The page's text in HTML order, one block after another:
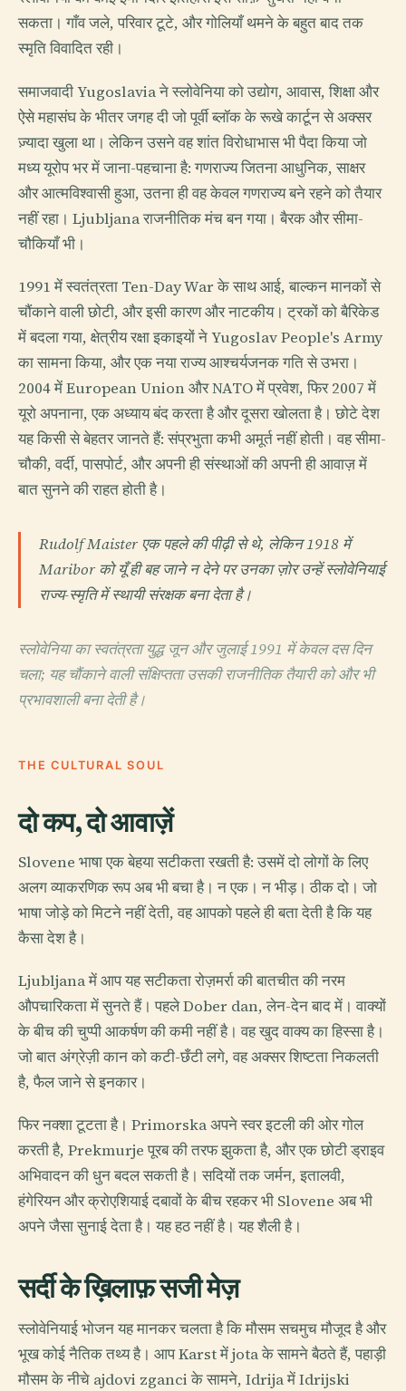
सकता। गाँव जले, परिवार टूटे, और गोलियाँ थमने के बहुत बाद तक
स्मृति विवादित रही।
समाजवादी Yugoslavia ने स्लोवेनिया को उद्योग, आवास, शिक्षा और
ऐसे महासंघ के भीतर जगह दी जो पूर्वी ब्लॉक के रूखे कार्टून से अक्सर
ज़्यादा खुला था। लेकिन उसने वह शांत विरोधाभास भी पैदा किया जो
मध्य यूरोप भर में जाना-पहचाना है: गणराज्य जितना आधुनिक, साक्षर
और आत्मविश्वासी हुआ, उतना ही वह केवल गणराज्य बने रहने को तैयार
नहीं रहा। Ljubljana राजनीतिक मंच बन गया। बैरक और सीमा-
चौकियाँ भी।
1991 में स्वतंत्रता Ten-Day War के साथ आई, बाल्कन मानकों से
चौंकाने वाली छोटी, और इसी कारण और नाटकीय। ट्रकों को बैरिकेड
में बदला गया, क्षेत्रीय रक्षा इकाइयों ने Yugoslav People's Army
का सामना किया, और एक नया राज्य आश्चर्यजनक गति से उभरा।
2004 में European Union और NATO में प्रवेश, फिर 2007 में
यूरो अपनाना, एक अध्याय बंद करता है और दूसरा खोलता है। छोटे देश
यह किसी से बेहतर जानते हैं: संप्रभुता कभी अमूर्त नहीं होती। वह सीमा-
चौकी, वर्दी, पासपोर्ट, और अपनी ही संस्थाओं की अपनी ही आवाज़ में
बात सुनने की राहत होती है।
Rudolf Maister एक पहले की पीढ़ी से थे, लेकिन 1918 में
Maribor को यूँ ही बह जाने न देने पर उनका ज़ोर उन्हें स्लोवेनियाई
राज्य-स्मृति में स्थायी संरक्षक बना देता है।
स्लोवेनिया का स्वतंत्रता युद्ध जून और जुलाई 1991 में केवल दस दिन
चला; यह चौंकाने वाली संक्षिप्तता उसकी राजनीतिक तैयारी को और भी
प्रभावशाली बना देती है।
THE CULTURAL SOUL
दो कप, दो आवाज़ें
Slovene भाषा एक बेहया सटीकता रखती है: उसमें दो लोगों के लिए
अलग व्याकरणिक रूप अब भी बचा है। न एक। न भीड़। ठीक दो। जो
भाषा जोड़े को मिटने नहीं देती, वह आपको पहले ही बता देती है कि यह
कैसा देश है।
Ljubljana में आप यह सटीकता रोज़मर्रा की बातचीत की नरम
औपचारिकता में सुनते हैं। पहले Dober dan, लेन-देन बाद में। वाक्यों
के बीच की चुप्पी आकर्षण की कमी नहीं है। वह खुद वाक्य का हिस्सा है।
जो बात अंग्रेज़ी कान को कटी-छँटी लगे, वह अक्सर शिष्टता निकलती
है, फैल जाने से इनकार।
फिर नक्शा टूटता है। Primorska अपने स्वर इटली की ओर गोल
करती है, Prekmurje पूरब की तरफ झुकता है, और एक छोटी ड्राइव
अभिवादन की धुन बदल सकती है। सदियों तक जर्मन, इतालवी,
हंगेरियन और क्रोएशियाई दबावों के बीच रहकर भी Slovene अब भी
अपने जैसा सुनाई देता है। यह हठ नहीं है। यह शैली है।
सर्दी के ख़िलाफ़ सजी मेज़
स्लोवेनियाई भोजन यह मानकर चलता है कि मौसम सचमुच मौजूद है और
भूख कोई नैतिक तथ्य है। आप Karst में jota के सामने बैठते हैं, पहाड़ी
मौसम के नीचे ajdovi zganci के सामने, Idrija में Idrijski